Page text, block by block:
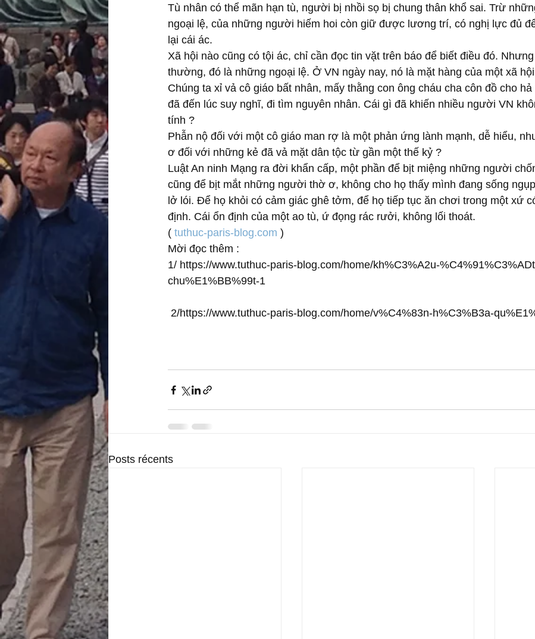
Tù nhân có thể mãn hạn tù, người bị nhồi sọ bị chung thân khổ sai. Trừ
ngoại lệ, của những người hiếm hoi còn giữ được lương trí, có nghị lực đủ
lại cái ác.
Xã hội nào cũng có tội ác, chỉ cần đọc tin vặt trên báo để biết điều đó.
thường, đó là những ngoại lệ. Ở VN ngày nay, nó là mặt hàng của một xã
Chúng ta xỉ vả cô giáo bất nhân, mấy thằng con ông cháu cha côn đồ cho
đã đến lúc suy nghĩ, đi tìm nguyên nhân. Cái gì đã khiến nhiều người VN
tính ?
Phẫn nộ đối với một cô giáo man rợ là một phản ứng lành mạnh, dễ hiểu,
ơ đối với những kẻ đã vả mặt dân tộc từ gần một thế kỷ ?
Luật An ninh Mạng ra đời khẩn cấp, một phần để bịt miệng những người
cũng để bịt mắt những người thờ ơ, không cho họ thấy mình đang sống
lở lói. Để họ khỏi có cảm giác ghê tởm, để họ tiếp tục ăn chơi trong một xứ
định. Cái ổn định của một ao tù, ứ đọng rác rưởi, không lối thoát.
( tuthuc-paris-blog.com )
Mời đọc thêm :
1/ https://www.tuthuc-paris-blog.com/home/kh%C3%A2u-
chu%E1%BB%99t-1
2/https://www.tuthuc-paris-blog.com/home/v%C4%83n-h%C3%B3a-
Posts récents